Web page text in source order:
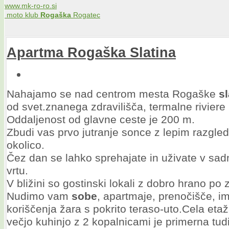
www.mk-ro-ro.si
moto klub Rogaška Rogatec
Apartma Rogaška Slatina
Nahajamo se nad centrom mesta Rogaške
od svet.znanega zdravilišča, termalne
Oddaljenost od glavne ceste je 200 m.
Zbudi vas prvo jutranje sonce z lepim
okolico.
Čez dan se lahko sprehajate in uživate v
vrtu.
V bližini so gostinski lokali z dobro hrano po
Nudimo vam sobe, apartmaje, prenočišče,
koriščenja žara s pokrito teraso-uto.Cela
večjo kuhinjo z 2 kopalnicami je primerna